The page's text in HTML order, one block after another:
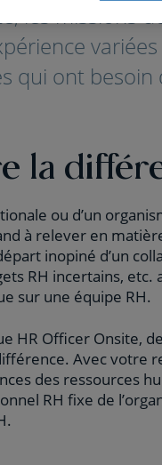
les missions
qui ont
la
ou d’un
à relever en
inopiné d’un
RH incertains, etc.
sur une équipe RH.
HR Officer Onsite,
Avec votre
des ressources
RH fixe de